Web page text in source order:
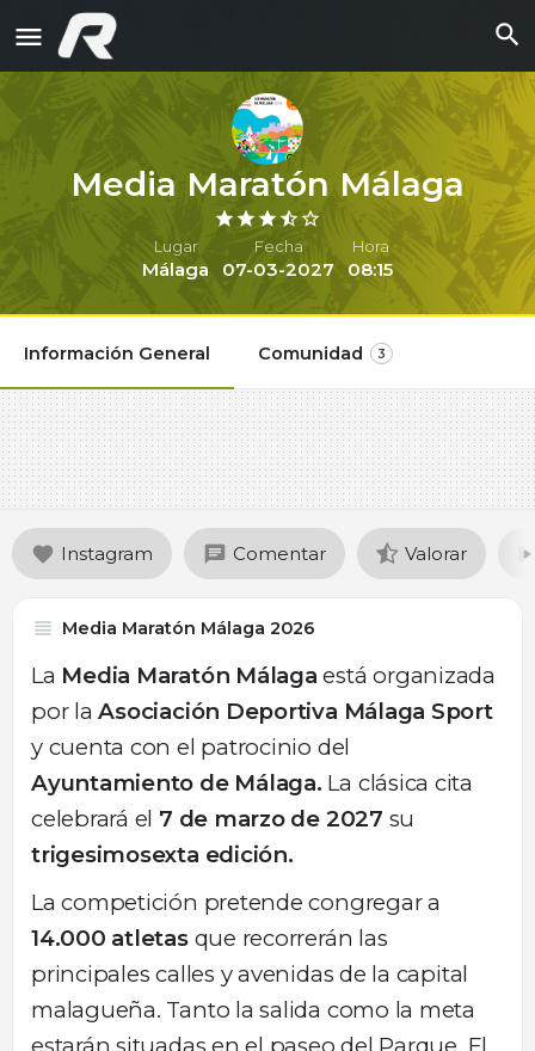
Media Maratón Málaga
Lugar
Málaga
Fecha
07-03-2027
Hora
08:15
Información General Comunidad 3
Instagram Comentar Valorar
Media Maratón Málaga 2026
La Media Maratón Málaga está organizada
por laAsociación Deportiva Málaga Sport
y cuenta con el patrocinio del
Ayuntamiento de Málaga. La clásica cita
celebrará el 7 de marzo de 2027 su
trigesimosexta edición.
La competición pretende congregar a
14.000 atletasque recorrerán las
principales calles y avenidas de la capital
malagueña. Tanto la salida como la meta